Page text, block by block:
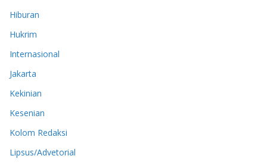
Hiburan
Hukrim
Internasional
Jakarta
Kekinian
Kesenian
Kolom Redaksi
Lipsus/Advetorial